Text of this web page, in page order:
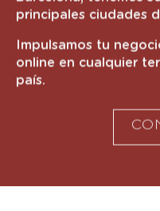
principales ciudades
Impulsamos tu
online en cualquier
país.